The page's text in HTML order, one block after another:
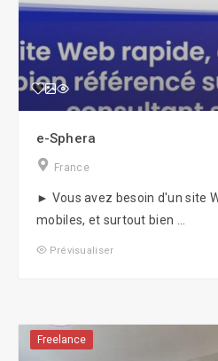
e-Sphera
France
► Vous avez besoin d'un site
mobiles, et surtout bien ...
Prévisualiser
Freelance